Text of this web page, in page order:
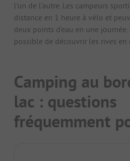
l'un de l'autre. Les campeurs
distance en 1 heure à vélo et
deux points d'eau en une
possible de découvrir les rives en
Camping au
lac : questions
fréquemment